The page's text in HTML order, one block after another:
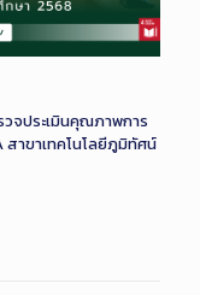
จประเมินคุณภาพการ
าขาเทคโนโลยีภูมิทัศน์